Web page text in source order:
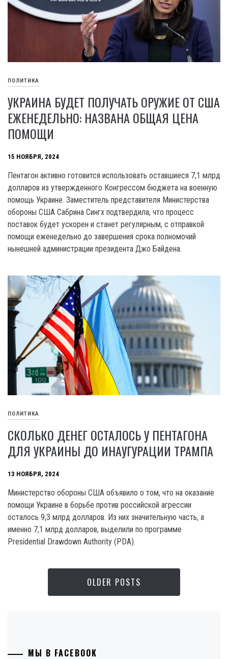
ПОЛИТИКА
УКРАИНА БУДЕТ ПОЛУЧАТЬ ОРУЖИЕ ОТ США
ЕЖЕНЕДЕЛЬНО: НАЗВАНА ОБЩАЯ ЦЕНА
ПОМОЩИ
15 НОЯБРЯ, 2024
Пентагон активно готовится использовать оставшиеся 7,1 млрд
долларов из утвержденного Конгрессом бюджета на военную
помощь Украине. Заместитель представителя Министерства
обороны США Сабрина Сингх подтвердила, что процесс
поставок будет ускорен и станет регулярным, с отправкой
помощи еженедельно до завершения срока полномочий
нынешней администрации президента Джо Байдена.
ПОЛИТИКА
СКОЛЬКО ДЕНЕГ ОСТАЛОСЬ У ПЕНТАГОНА
ДЛЯ УКРАИНЫ ДО ИНАУГУРАЦИИ ТРАМПА
13 НОЯБРЯ, 2024
Министерство обороны США объявило о том, что на оказание
помощи Украине в борьбе против российской агрессии
осталось 9,3 млрд долларов. Из них значительную часть, а
именно 7,1 млрд долларов, выделили по программе
Presidential Drawdown Authority (PDA).
OLDER POSTS
МЫ В FACEBOOK